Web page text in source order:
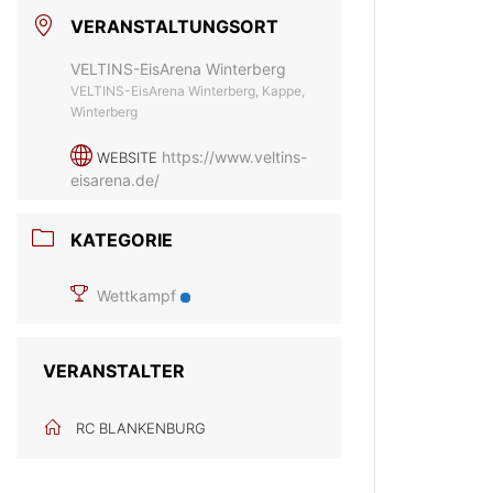
VERANSTALTUNGSORT
VELTINS-EisArena Winterberg
VELTINS-EisArena Winterberg, Kappe,
Winterberg
WEBSITE https://www.veltins-
eisarena.de/
KATEGORIE
Wettkampf
VERANSTALTER
RC BLANKENBURG